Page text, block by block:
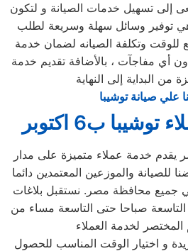
نسعى إلى تسهيل خدمات الصيانة و لتكون
هي توفير وسائل سهلة وسريعة لطلب
للوقت وتكلفة الصيانه لضمان خدمة
أي مفاجآت ، بالأضافة تقديم خدمة
علي صيانة توشيبا
ب6 اكتوبر
اكتوبر مصر يقدم خدمة عملاء متميزة على مدار
والموزعين المعتمدين دائما
جميع محافظة مصر. نستقبل بلاغات
صباحا حتى التاسعة مساء من
و اختيار الوقت المناسب للحصول